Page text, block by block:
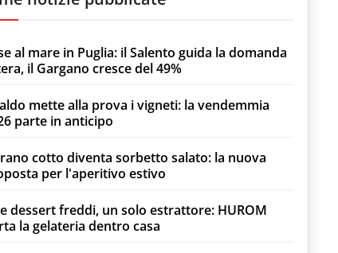
al mare in Puglia: il Salento guida la domanda
il Gargano cresce del 49%
mette alla prova i vigneti: la vendemmia
parte in anticipo
cotto diventa sorbetto salato: la nuova
per l'aperitivo estivo
dessert freddi, un solo estrattore: HUROM
la gelateria dentro casa